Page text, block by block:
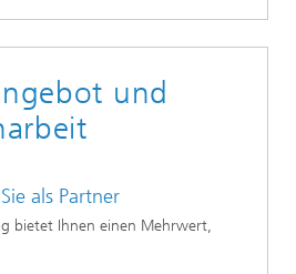
und
als Partner
bietet Ihnen einen Mehrwert,